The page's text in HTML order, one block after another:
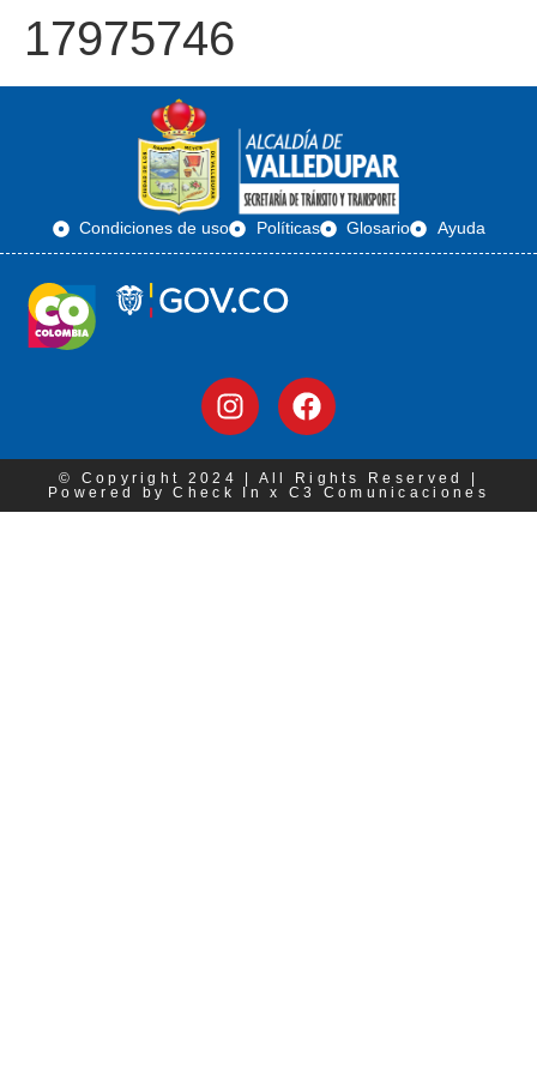
17975746
Condiciones de uso Políticas Glosario Ayuda
© Copyright 2024 | All Rights Reserved |
Powered by Check In x C3 Comunicaciones